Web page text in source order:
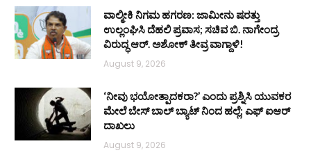
ವಾಲ್ಮೀಕಿ ನಿಗಮ ಹಗರಣ: ಜಾಮೀನು ಷರತ್ತು
ಉಲ್ಲಂಘಿಸಿ ದೆಹಲಿ ಪ್ರವಾಸ; ಸಚಿವ ಬಿ. ನಾಗೇಂದ್ರ
ವಿರುದ್ಧ ಆರ್. ಅಶೋಕ್ ತೀವ್ರ ವಾಗ್ದಾಳಿ!
August 9, 2026
‘ನೀವು ಭಯೋತ್ಪಾದಕರಾ?’ ಎಂದು ಪ್ರಶ್ನಿಸಿ ಯುವಕರ
ಮೇಲೆ ಬೇಸ್‌ ಬಾಲ್ ಬ್ಯಾಟ್‌ ನಿಂದ ಹಲ್ಲೆ; ಎಫ್‌ ಐಆರ್
ದಾಖಲು
August 9, 2026